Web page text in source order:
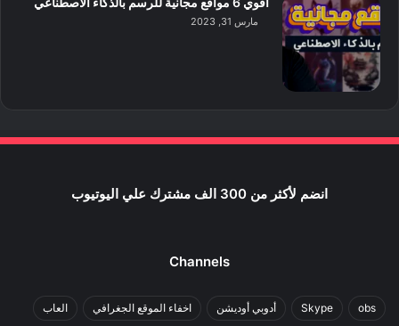
مارس 31, 2023
انضم لأكثر من 300 الف مشترك علي اليوتيوب
Channels
obs
Skype أدوبي أوديشن اخفاء الموقع الجغرافي العاب